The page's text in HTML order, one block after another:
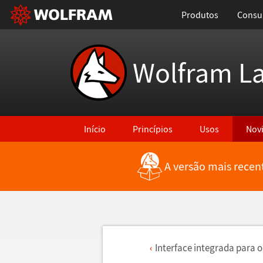
Produtos
Wolfram
Início Princípios Usos
A versão mais
Interface integrada para